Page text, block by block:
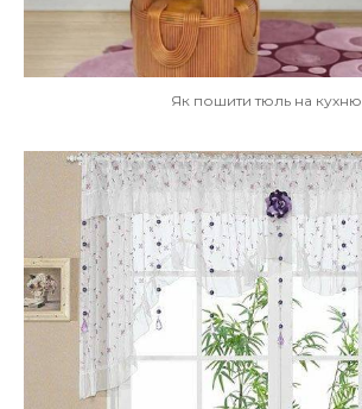
Як пошити тюль на кухню